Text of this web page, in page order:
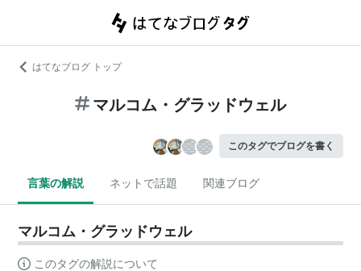
はてなブログ トップ
マルコム・グラッドウェル
このタグでブログを書く
言葉の解説 ネットで話題 関連ブログ
マルコム・グラッドウェル
このタグの解説について